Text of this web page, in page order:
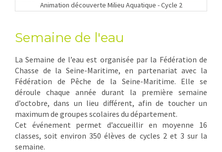
Animation découverte Milieu Aquatique - Cycle 2
Semaine de l'eau
La Semaine de l’eau est organisée par la Fédération de
Chasse de la Seine-Maritime, en partenariat avec la
Fédération de Pêche de la Seine-Maritime. Elle se
déroule chaque année durant la première semaine
d’octobre, dans un lieu différent, afin de toucher un
maximum de groupes scolaires du département.
Cet événement permet d’accueillir en moyenne 16
classes, soit environ 350 élèves de cycles 2 et 3 sur la
semaine.